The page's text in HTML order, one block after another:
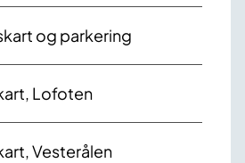
og parkering
Lofoten
Vesterålen